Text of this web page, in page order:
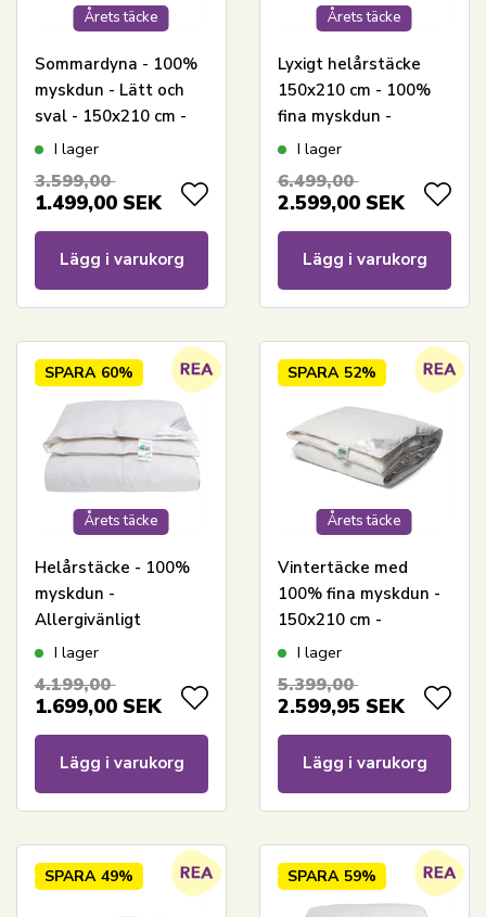
Årets täcke
Sommardyna - 100%
myskdun - Lätt och
sval - 150x210 cm -
Nordstrand Home
I lager
3.599,00
1.499,00 SEK
Lägg i varukorg
Årets täcke
Lyxigt helårstäcke
150x210 cm - 100%
fina myskdun -
Nordstrand Home
bomullssatinbädd
I lager
6.499,00
2.599,00 SEK
Lägg i varukorg
Årets täcke
SPARA 60%
Helårstäcke - 100%
myskdun -
Allergivänligt
duntäcke - 150x210
Home täcke
I lager
4.199,00
1.699,00 SEK
Lägg i varukorg
Årets täcke
SPARA 52%
Vintertäcke med
100% fina myskdun -
150x210 cm -
Allergivänligt
Nordstrand Home
I lager
5.399,00
2.599,95 SEK
Lägg i varukorg
SPARA 49% SPARA 59%